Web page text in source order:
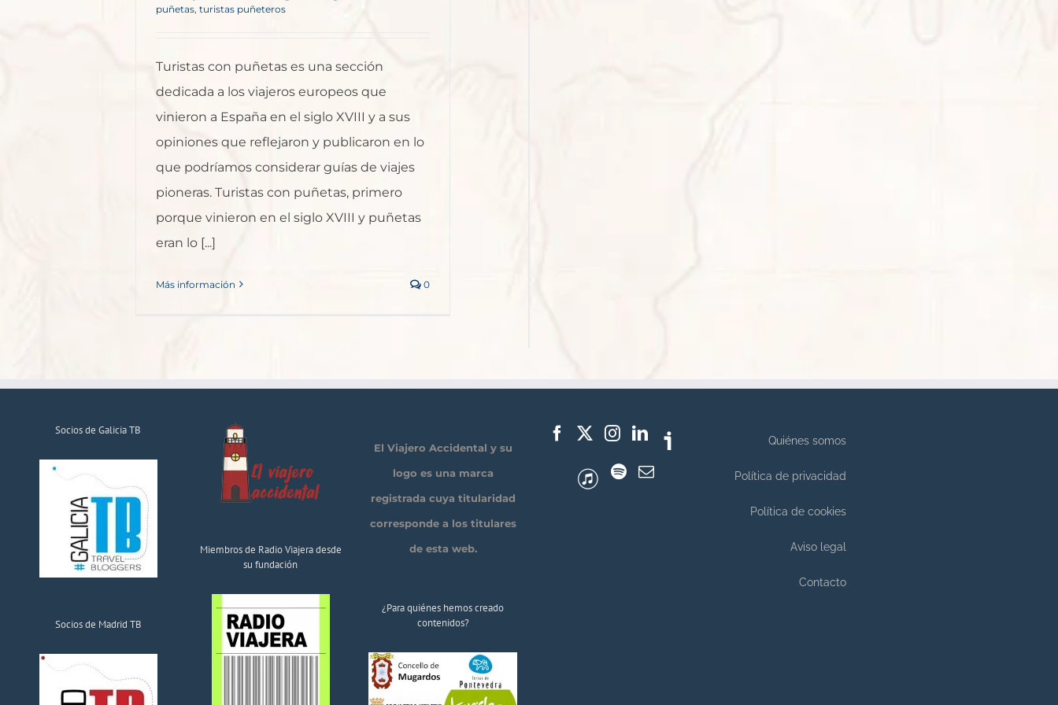
puñetas, turistas puñeteros
Turistas con puñetas es una sección
dedicada a los viajeros europeos que
vinieron a España en el siglo XVIII y a sus
opiniones que reflejaron y publicaron en lo
que podríamos considerar guías de viajes
pioneras. Turistas con puñetas, primero
porque vinieron en el siglo XVIII y puñetas
eran lo [...]
Más información 0
Socios de Galicia TB
Socios de Madrid TB
Miembros de Radio Viajera desde
su fundación
El Viajero Accidental y su
logo es una marca
registrada cuya titularidad
corresponde a los titulares
de esta web.
¿Para quiénes hemos creado
contenidos?
Quiénes somos
Política de privacidad
Política de cookies
Aviso legal
Contacto